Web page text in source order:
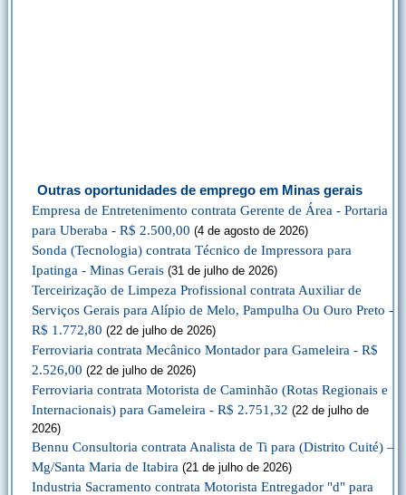
Outras oportunidades de emprego em Minas gerais
Empresa de Entretenimento contrata Gerente de Área - Portaria
para Uberaba - R$ 2.500,00 (4 de agosto de 2026)
Sonda (Tecnologia) contrata Técnico de Impressora para
Ipatinga - Minas Gerais (31 de julho de 2026)
Terceirização de Limpeza Profissional contrata Auxiliar de
Serviços Gerais para Alípio de Melo, Pampulha Ou Ouro Preto -
R$ 1.772,80 (22 de julho de 2026)
Ferroviaria contrata Mecânico Montador para Gameleira - R$
2.526,00 (22 de julho de 2026)
Ferroviaria contrata Motorista de Caminhão (Rotas Regionais e
Internacionais) para Gameleira - R$ 2.751,32 (22 de julho de
2026)
Bennu Consultoria contrata Analista de Ti para (Distrito Cuité) –
Mg/Santa Maria de Itabira (21 de julho de 2026)
Industria Sacramento contrata Motorista Entregador "d" para